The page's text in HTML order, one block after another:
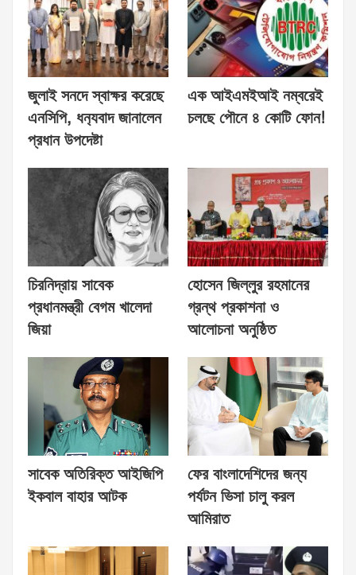
জুলাই সনদে স্বাক্ষর করেছে
এনসিপি, ধন‍্যবাদ জানালেন
প্রধান উপদেষ্টা
এক আইএমইআই নম্বরেই
চলছে পৌনে ৪ কোটি ফোন!
চিরনিদ্রায় সাবেক
প্রধানমন্ত্রী বেগম খালেদা
জিয়া
হোসেন জিল্লুর রহমানের
গ্রন্থ প্রকাশনা ও
আলোচনা অনুষ্ঠিত
সাবেক অতিরিক্ত আইজিপি
ইকবাল বাহার আটক
ফের বাংলাদেশিদের জন্য
পর্যটন ভিসা চালু করল
আমিরাত